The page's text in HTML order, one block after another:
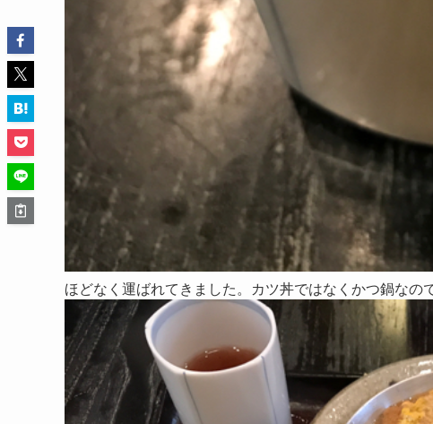
ほどなく運ばれてきました。カツ丼ではなくかつ鍋なの